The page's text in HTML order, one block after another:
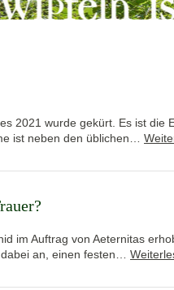
2021 wurde gekürt. Es ist die
ist neben den üblichen…
im Auftrag von Aeternitas
an, einen festen…